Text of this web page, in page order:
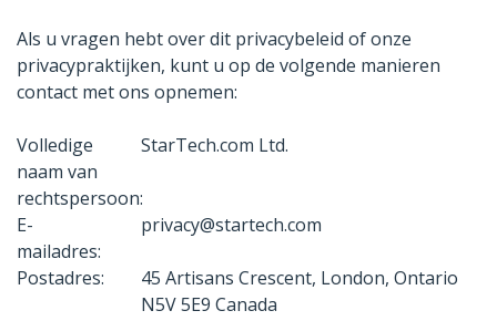
Als u vragen hebt over dit privacybeleid of onze
privacypraktijken, kunt u op de volgende manieren
contact met ons opnemen:
Volledige
naam van
rechtspersoon:
StarTech.com Ltd.
E-
mailadres:
privacy@startech.com
Postadres:
45 Artisans Crescent, London, Ontario
N5V 5E9 Canada